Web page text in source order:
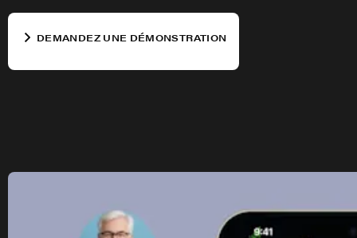
DEMANDEZ UNE DÉMONSTRATION